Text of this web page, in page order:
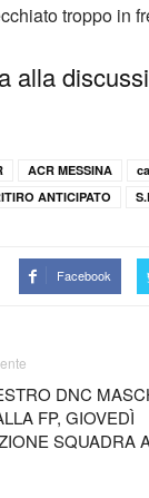
troppo in
alla
ACR MESSINA
ANTICIPATO
Facebook
DNC
FP, GIOVEDÌ
SQUADRA